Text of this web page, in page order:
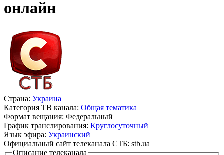
онлайн
Страна: Украина
Категория ТВ канала: Общая тематика
Формат вещания: Федеральный
График транслирования: Круглосуточный
Язык эфира: Украинский
Официальный сайт телеканала СТБ: stb.ua
Описание телеканала